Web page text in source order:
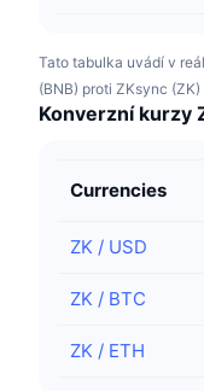
Tato tabulka uvádí v
(BNB) proti ZKsync
Konverzní kurzy
Currencies
ZK / USD
ZK / BTC
ZK / ETH